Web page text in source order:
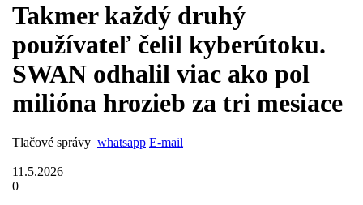
Takmer každý druhý
používateľ čelil kyberútoku.
SWAN odhalil viac ako pol
milióna hrozieb za tri mesiace
Tlačové správy whatsapp E-mail
11.5.2026
0